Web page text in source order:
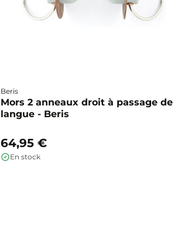
Beris
Mors 2 anneaux droit à passage de
langue - Beris
64,95 €
En stock